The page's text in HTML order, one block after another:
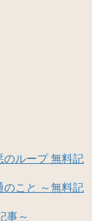
のループ 無料記
のこと ～無料記
事～